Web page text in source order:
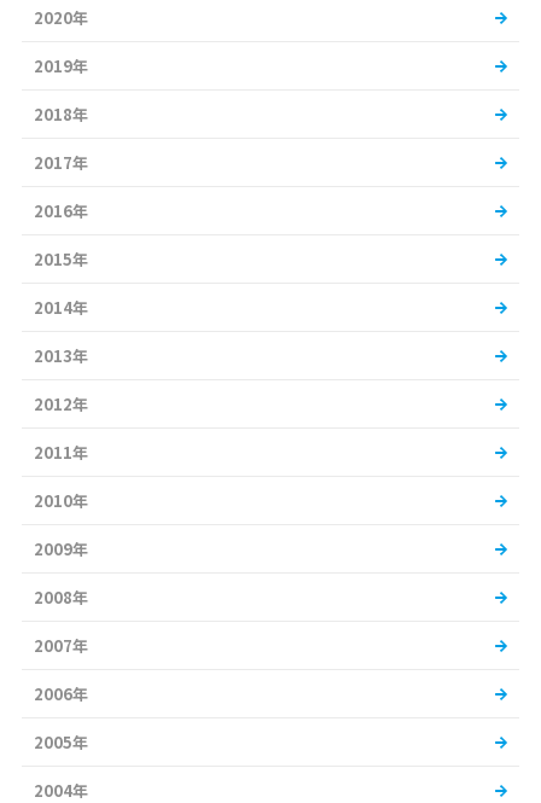
2020年
2019年
2018年
2017年
2016年
2015年
2014年
2013年
2012年
2011年
2010年
2009年
2008年
2007年
2006年
2005年
2004年